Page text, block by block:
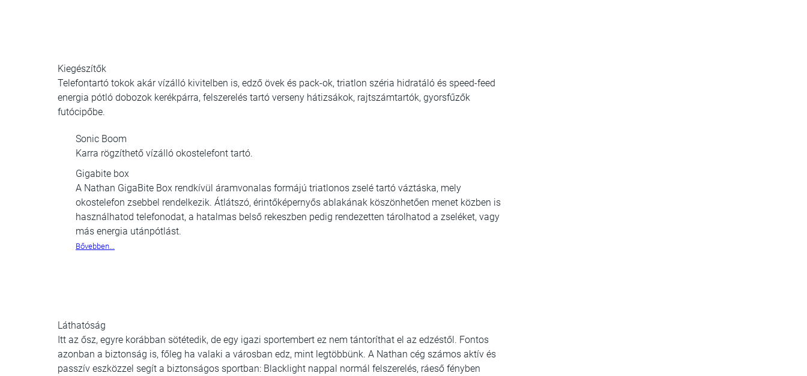
Kiegészítők
Telefontartó tokok akár vízálló kivitelben is, edző övek és pack-ok, triatlon széria hidratáló és speed-feed
energia pótló dobozok kerékpárra, felszerelés tartó verseny hátizsákok, rajtszámtartók, gyorsfűzők
futócipőbe.
Sonic Boom
Karra rögzíthető vízálló okostelefont tartó.
Gigabite box
A Nathan GigaBite Box rendkívül áramvonalas formájú triatlonos zselé tartó váztáska, mely
okostelefon zsebbel rendelkezik. Átlátszó, érintőképernyős ablakának köszönhetően menet közben is
használhatod telefonodat, a hatalmas belső rekeszben pedig rendezetten tárolhatod a zseléket, vagy
más energia utánpótlást.
Bővebben...
Láthatóság
Itt az ősz, egyre korábban sötétedik, de egy igazi sportembert ez nem tántoríthat el az edzéstől. Fontos
azonban a biztonság is, főleg ha valaki a városban edz, mint legtöbbünk. A Nathan cég számos aktív és
passzív eszközzel segít a biztonságos sportban: Blacklight nappal normál felszerelés, ráeső fényben